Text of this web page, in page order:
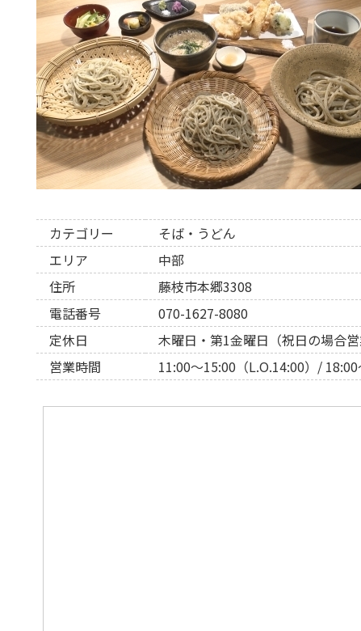
カテゴリー
そば・うどん
エリア
中部
住所
藤枝市本郷3308
電話番号
070-1627-8080
定休日
木曜日・第1金曜日（祝日の場合営
営業時間
11:00〜15:00（L.O.14:00）/